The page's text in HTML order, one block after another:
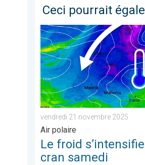
Ceci pourrait
Le froid s’intensifie d’un
vendredi 21 novembre 2025
Air polaire
Le froid s’intensifie
cran samedi